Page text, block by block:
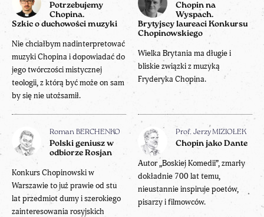
Potrzebujemy
Chopina.
Szkic o duchowości muzyki
Nie chciałbym nadinterpretować
muzyki Chopina i dopowiadać do
jego twórczości mistycznej
teologii, z którą być może on sam
by się nie utożsamił.
Chopin na
Wyspach.
Brytyjscy laureaci Konkursu
Chopinowskiego
Wielka Brytania ma długie i
bliskie związki z muzyką
Fryderyka Chopina.
Roman BERCHENKO
Polski geniusz w
odbiorze Rosjan
Konkurs Chopinowski w
Warszawie to już prawie od stu
lat przedmiot dumy i szerokiego
zainteresowania rosyjskich
Prof. Jerzy MIZIOŁEK
Chopin jako Dante
Autor „Boskiej Komedii”, zmarły
dokładnie 700 lat temu,
nieustannie inspiruje poetów,
pisarzy i filmowców.